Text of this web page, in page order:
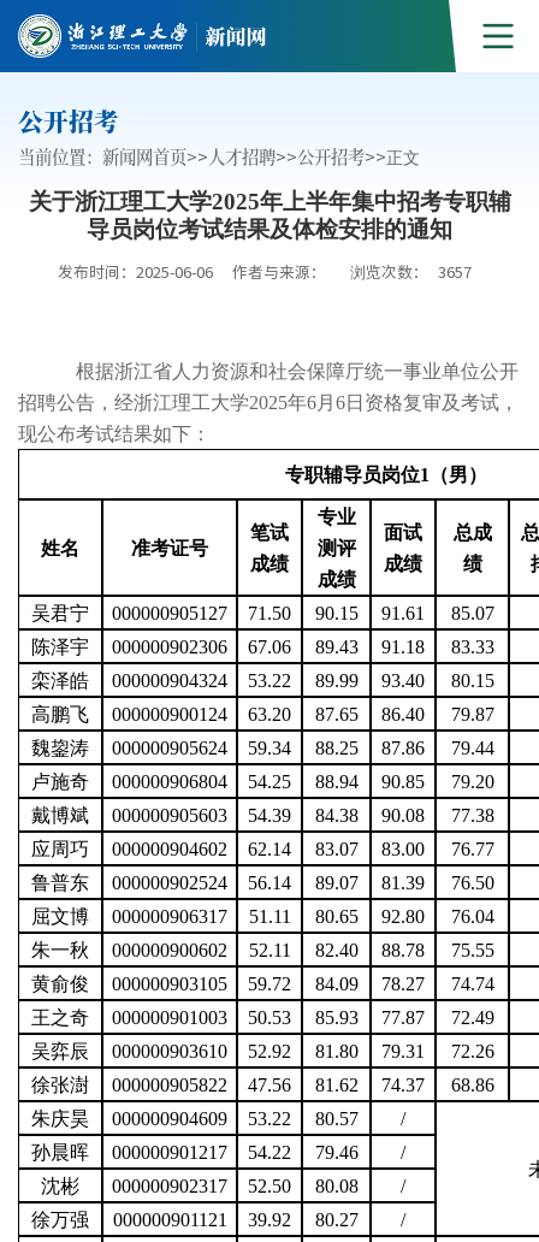
公开招考
当前位置： 新闻网首页>>人才招聘>>公开招考>>正文
关于浙江理工大学2025年上半年集中招考专职辅
导员岗位考试结果及体检安排的通知
发布时间：2025-06-06 作者与来源： 浏览次数： 3657
根据浙江省人力资源和社会保障厅统一事业单位公开
招聘公告，经浙江理工大学2025年6月 6日资格复审及考试，
现公布考试结果如下：
专职辅导员岗位1（男）
姓名 准考证号
笔试
成绩
专业
测评
成绩
面试
成绩
总成
绩
吴君宁 000000905127 71.50 90.15 91.61
85.07
陈泽宇
000000902306 67.06 89.43 91.18
83.33
栾泽皓
000000904324 53.22 89.99 93.40
80.15
高鹏飞
000000900124 63.20 87.65 86.40
79.87
魏鋆涛
000000905624 59.34 88.25 87.86
79.44
卢施奇
000000906804 54.25 88.94 90.85
79.20
戴博斌
000000905603 54.39 84.38 90.08
77.38
应周巧
000000904602 62.14 83.07 83.00
76.77
鲁普东
000000902524 56.14 89.07 81.39
76.50
屈文博
000000906317 51.11 80.65 92.80
76.04
朱一秋
000000900602 52.11 82.40 88.78
75.55
黄俞俊
000000903105 59.72 84.09 78.27
74.74
王之奇
000000901003 50.53 85.93 77.87
72.49
吴弈辰
000000903610 52.92 81.80 79.31
72.26
徐张澍
000000905822 47.56 81.62 74.37
68.86
朱庆昊
000000904609 53.22 80.57 /
孙晨晖 000000901217 54.22 79.46
/
沈彬
000000902317 52.50 80.08
/
徐万强
000000901121 39.92 80.27
/